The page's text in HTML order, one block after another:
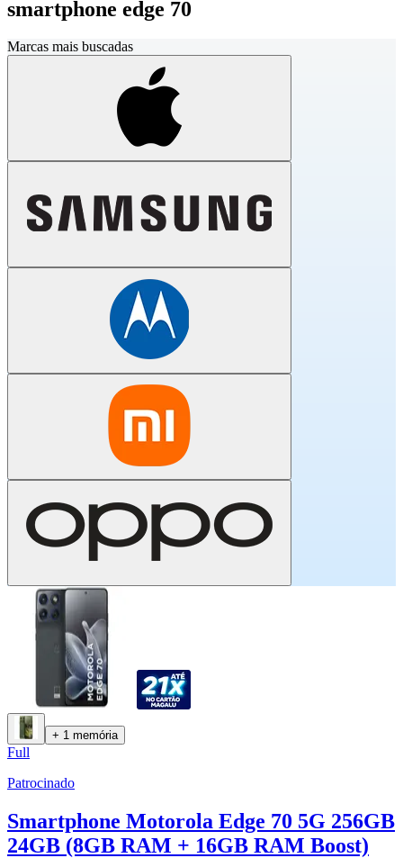
smartphone edge 70
Marcas mais buscadas
+ 1 memória
Full
Patrocinado
Smartphone Motorola Edge 70 5G 256GB
24GB (8GB RAM + 16GB RAM Boost)